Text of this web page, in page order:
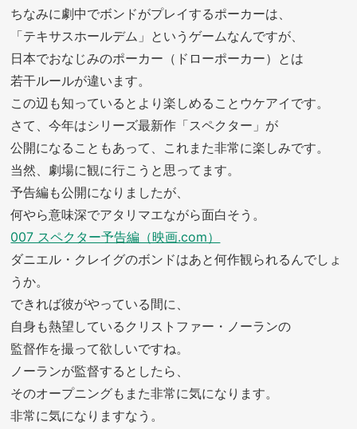
ちなみに劇中でボンドがプレイするポーカーは、
「テキサスホールデム」というゲームなんですが、
日本でおなじみのポーカー（ドローポーカー）とは
若干ルールが違います。
この辺も知っているとより楽しめることウケアイです。
さて、今年はシリーズ最新作「スペクター」が
公開になることもあって、これまた非常に楽しみです。
当然、劇場に観に行こうと思ってます。
予告編も公開になりましたが、
何やら意味深でアタリマエながら面白そう。
007 スペクター予告編（映画.com）
ダニエル・クレイグのボンドはあと何作観られるんでしょ
うか。
できれば彼がやっている間に、
自身も熱望しているクリストファー・ノーランの
監督作を撮って欲しいですね。
ノーランが監督するとしたら、
そのオープニングもまた非常に気になります。
非常に気になりますなう。